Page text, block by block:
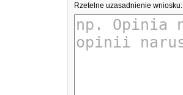
Rzetelne uzasadnienie wniosku: